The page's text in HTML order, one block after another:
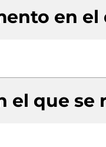
en el
el que se